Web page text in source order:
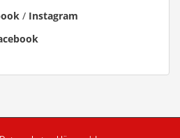
/ Instagram